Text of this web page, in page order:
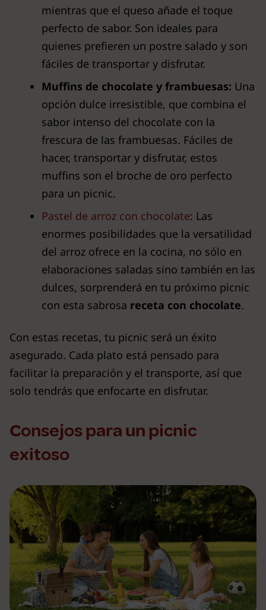
mientras que el queso añade el toque
perfecto de sabor. Son ideales para
quienes prefieren un postre salado y son
fáciles de transportar y disfrutar.
Muffins de chocolate y frambuesas: Una
opción dulce irresistible, que combina el
sabor intenso del chocolate con la
frescura de las frambuesas. Fáciles de
hacer, transportar y disfrutar, estos
muffins son el broche de oro perfecto
para un picnic.
Pastel de arroz con chocolate: Las
enormes posibilidades que la versatilidad
del arroz ofrece en la cocina, no sólo en
elaboraciones saladas sino también en las
dulces, sorprenderá en tu próximo picnic
con esta sabrosa receta con chocolate.
Con estas recetas, tu picnic será un éxito
asegurado. Cada plato está pensado para
facilitar la preparación y el transporte, así que
solo tendrás que enfocarte en disfrutar.
Consejos para un picnic
exitoso